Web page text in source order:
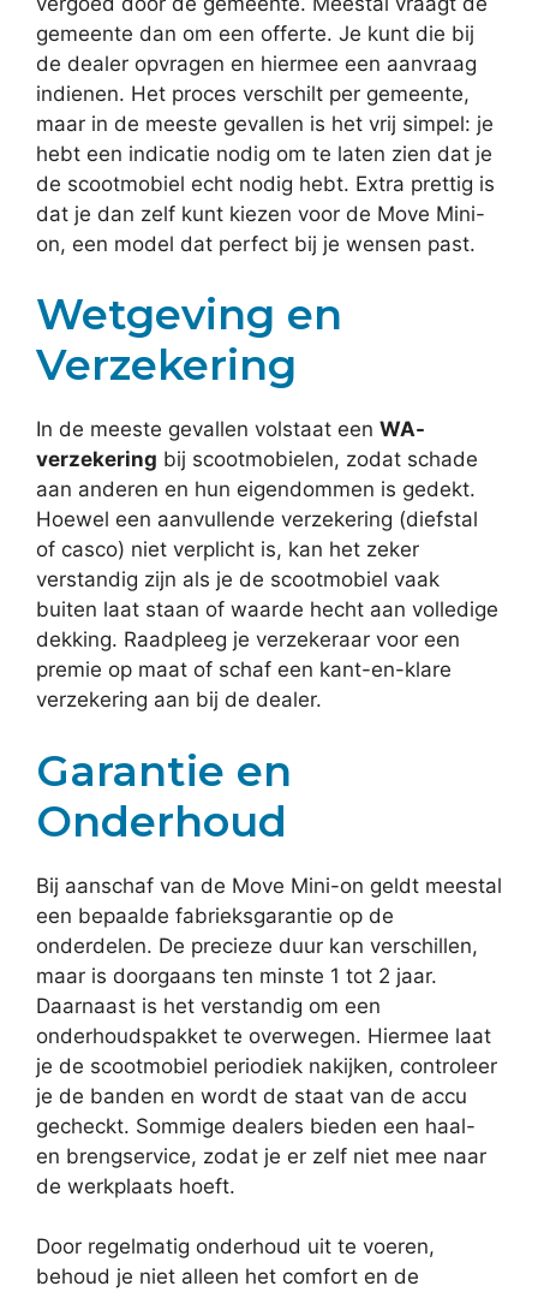
gemeente dan om een offerte. Je kunt die bij
de dealer opvragen en hiermee een aanvraag
indienen. Het proces verschilt per gemeente,
maar in de meeste gevallen is het vrij simpel: je
hebt een indicatie nodig om te laten zien dat je
de scootmobiel echt nodig hebt. Extra prettig is
dat je dan zelf kunt kiezen voor de Move Mini-
on, een model dat perfect bij je wensen past.
Wetgeving en
Verzekering
In de meeste gevallen volstaat een WA-
verzekering bij scootmobielen, zodat schade
aan anderen en hun eigendommen is gedekt.
Hoewel een aanvullende verzekering (diefstal
of casco) niet verplicht is, kan het zeker
verstandig zijn als je de scootmobiel vaak
buiten laat staan of waarde hecht aan volledige
dekking. Raadpleeg je verzekeraar voor een
premie op maat of schaf een kant-en-klare
verzekering aan bij de dealer.
Garantie en
Onderhoud
Bij aanschaf van de Move Mini-on geldt meestal
een bepaalde fabrieksgarantie op de
onderdelen. De precieze duur kan verschillen,
maar is doorgaans ten minste 1 tot 2 jaar.
Daarnaast is het verstandig om een
onderhoudspakket te overwegen. Hiermee laat
je de scootmobiel periodiek nakijken, controleer
je de banden en wordt de staat van de accu
gecheckt. Sommige dealers bieden een haal-
en brengservice, zodat je er zelf niet mee naar
de werkplaats hoeft.
Door regelmatig onderhoud uit te voeren,
behoud je niet alleen het comfort en de